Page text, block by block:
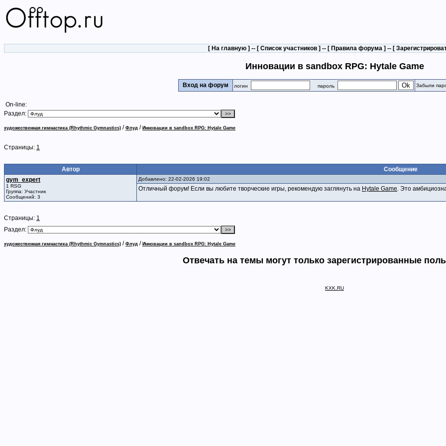
[ На главную ] -- [ Список участников ] -- [ Правила форума ] -- [
Инновации в sandbox RPG: Hytale Game
Вход на форум логин пароль Забыли
On-line:
Раздел:
художественная гимнастика (Rhythmic Gymnastics) / Флуд / Инновации в sandbox RPG: Hytale Game
Страницы: 1
Автор
Сообщение
gym_expert
1 RSG
Группа: Участник
Сообщений: 3
Добавлено: 22-02-2026 19:02
Отличный форум! Если вы любите творческие игры, рекомендую заглянуть на Hytale Game. Это
Страницы: 1
Раздел:
художественная гимнастика (Rhythmic Gymnastics) / Флуд / Инновации в sandbox RPG: Hytale Game
Отвечать на темы могут только зарегистрированные
KXK.RU